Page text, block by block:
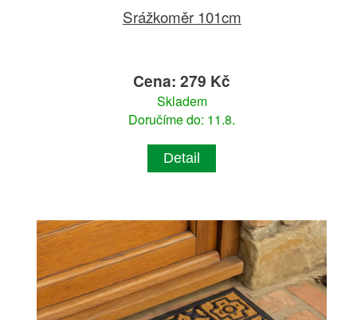
Srážkoměr 101cm
Cena: 279 Kč
Skladem
Doručíme do: 11.8.
Detail